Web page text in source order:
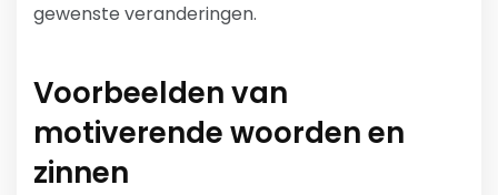
gewenste veranderingen.
Voorbeelden van
motiverende woorden en
zinnen